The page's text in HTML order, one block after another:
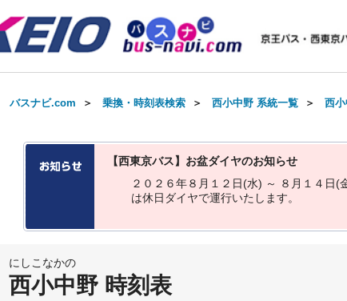
バスナビ.com ＞ 乗換・時刻表検索 ＞ 西小中野 系統一覧 ＞ 西
【西東京バス】お盆ダイヤのお知らせ
２ ０ ２ ６年８ 月 １ ２ 日(水) ～ ８ 月 １ ４ 日(
は休日 ダイヤで運行いた し ます。
にしこなかの
西小中野 時刻表